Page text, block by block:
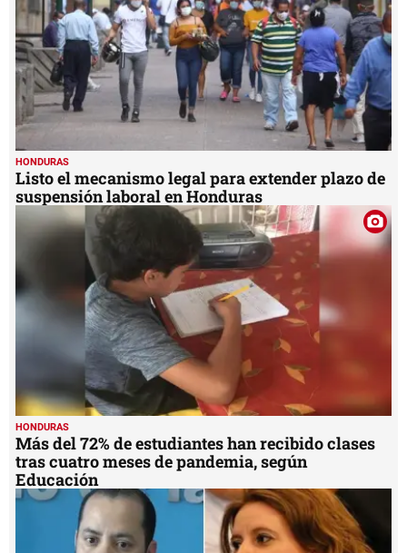
HONDURAS
Listo el mecanismo legal para extender plazo de
suspensión laboral en Honduras
HONDURAS
Más del 72% de estudiantes han recibido clases
tras cuatro meses de pandemia, según
Educación